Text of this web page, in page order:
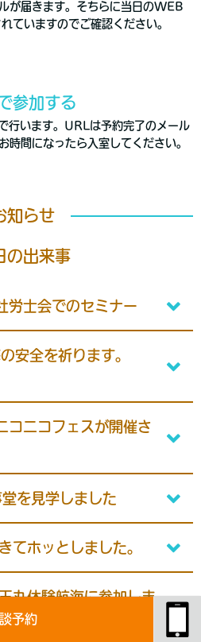
予約
が届きます。そちらに当日のWEB
ていますのでご確認ください。
参加する
います。URLは予約完了のメール
時間になったら入室してください。
知らせ
の出来事
士会でのセミナー
全を祈ります。
ニコフェスが開催さ
を見学しました
ホッとしました。
体験航海に参加しま